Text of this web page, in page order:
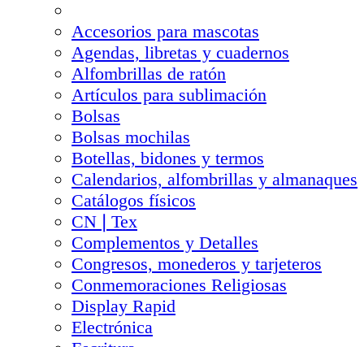
Accesorios para mascotas
Agendas, libretas y cuadernos
Alfombrillas de ratón
Artículos para sublimación
Bolsas
Bolsas mochilas
Botellas, bidones y termos
Calendarios, alfombrillas y almanaques
Catálogos físicos
CN❘Tex
Complementos y Detalles
Congresos, monederos y tarjeteros
Conmemoraciones Religiosas
Display Rapid
Electrónica